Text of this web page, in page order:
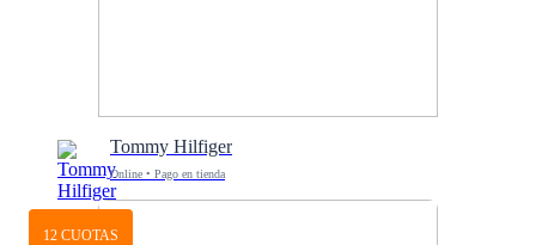
Tommy Hilfiger
Online • Pago en tienda
12 CUOTAS